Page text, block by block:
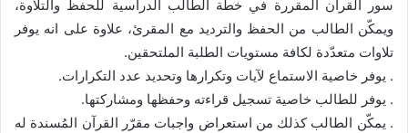
سور القرآن المقررة في خطة الطالب الدراسية للحفظ والتلاوة،
ويمكّن الطالب من الحفظ والترديد مع المقرئ، علاوة على انه يوفر
تلاوات متعدّدة لكافة مستويات الطلبة الملتحقين.
. يوفر خاصية الاستماع لآيات وتكرارها وتحديد عدد التكرارات.
. يوفر للطالب خاصية تسجيل قراءته وحفظها ومشاركتها.
. يمكّن الطالب كذلك من استعراض واجبات مقرّر القرآن المُسندة له